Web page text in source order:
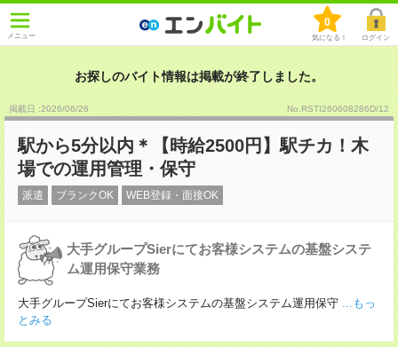
メニュー
0
気になる！ ログイン
お探しのバイト情報は掲載が終了しました。
掲載日 :2026/06/26 No.RSTI260608286D/12
駅から5分以内＊【時給2500円】駅チカ！木
場での運用管理・保守
派遣 ブランクOK WEB登録・面接OK
大手グループSierにてお客様システムの基盤システ
ム運用保守業務
大手グループSierにてお客様システムの基盤システム運用保守 ...もっ
とみる